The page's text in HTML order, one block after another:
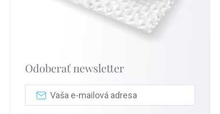
Odoberať newsletter